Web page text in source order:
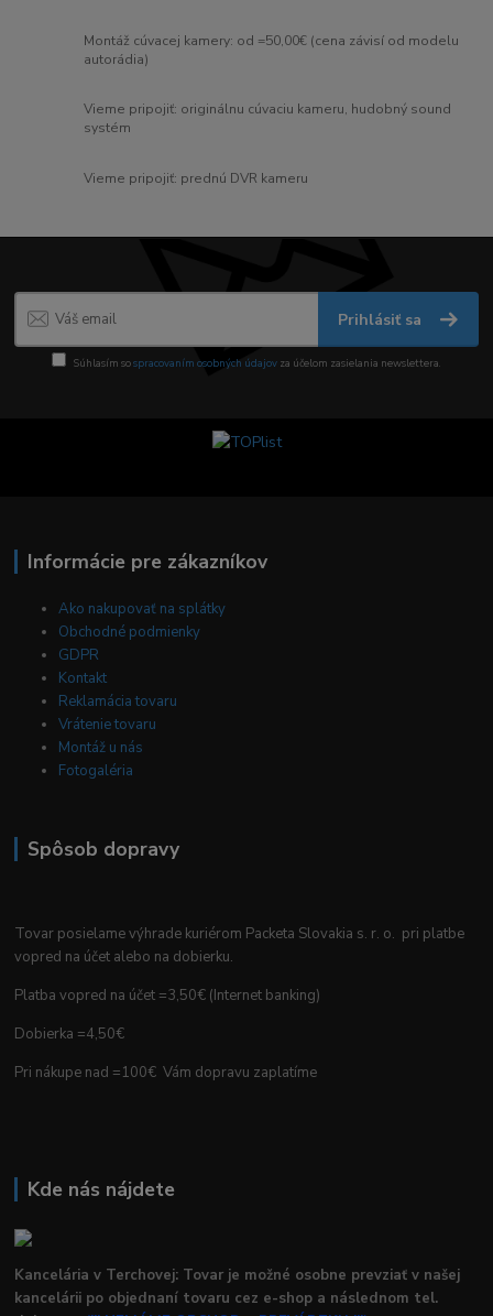
Montáž cúvacej kamery: od =50,00€ (cena závisí od modelu
autorádia)
Vieme pripojiť: originálnu cúvaciu kameru, hudobný sound
systém
Vieme pripojiť: prednú DVR kameru
Prihlásiť sa
Súhlasím sospracovaním osobných údajov za účelom zasielania newslettera.
Informácie pre zákazníkov
Ako nakupovať na splátky
Obchodné podmienky
GDPR
Kontakt
Reklamácia tovaru
Vrátenie tovaru
Montáž u nás
Fotogaléria
Spôsob dopravy
Tovar posielame výhrade kuriérom Packeta Slovakia s. r. o. pri platbe
vopred na účet alebo na dobierku.
Platba vopred na účet =3,50€ (Internet banking)
Dobierka =4,50€
Pri nákupe nad =100€ Vám dopravu zaplatíme
Kde nás nájdete
Kancelária v Terchovej: Tovar je možné osobne prevziať v našej
kancelárii po objednaní tovaru cez e-shop a následnom tel.